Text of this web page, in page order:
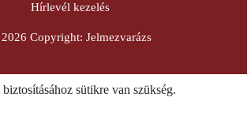
Hírlevél kezelés
Copyright: Jelmezvarázs
sütikre van szükség.